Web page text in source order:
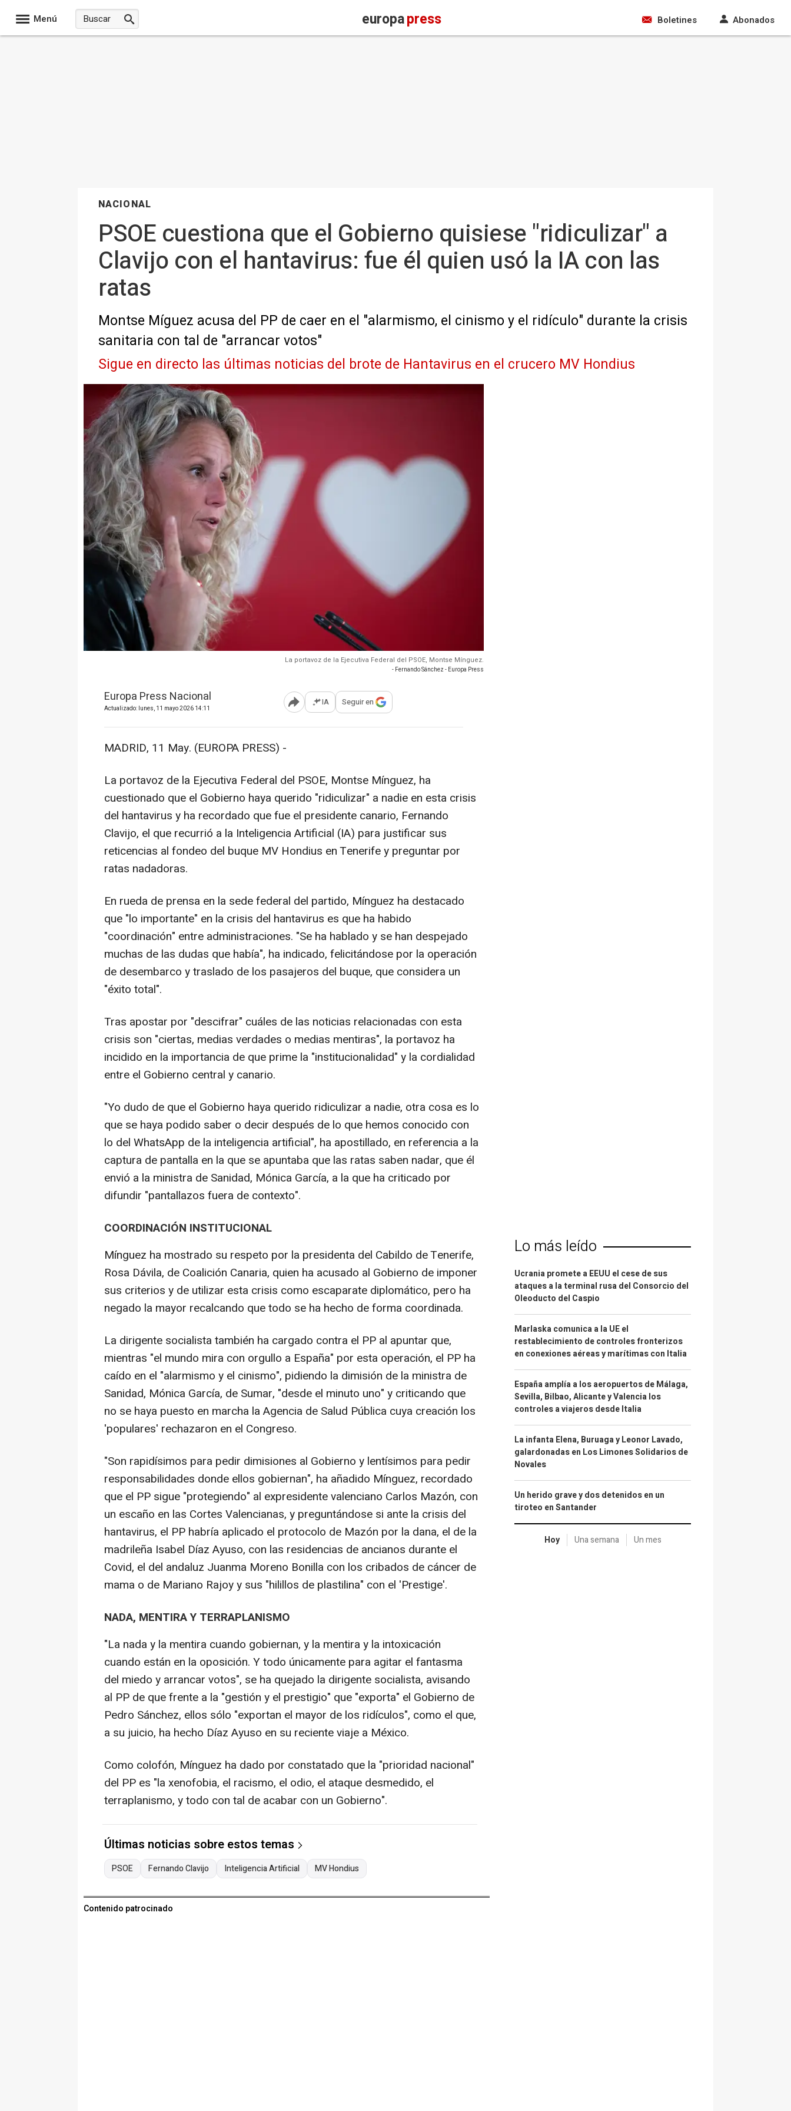
Menú europapress Boletines Abonados
NACIONAL
PSOE cuestiona que el Gobierno quisiese "ridiculizar" a
Clavijo con el hantavirus: fue él quien usó la IA con las
ratas
Montse Míguez acusa del PP de caer en el "alarmismo, el cinismo y el ridículo" durante la crisis
sanitaria con tal de "arrancar votos"
Sigue en directo las últimas noticias del brote de Hantavirus en el crucero MV Hondius
La portavoz de la Ejecutiva Federal del PSOE, Montse Mínguez.
- Fernando Sánchez - Europa Press
Europa Press Nacional
Actualizado: lunes, 11 mayo 2026 14:11 Abrir opciones para compartir
IA Seguir en
MADRID, 11 May. (EUROPA PRESS) -
La portavoz de la Ejecutiva Federal del PSOE, Montse Mínguez, ha
cuestionado que el Gobierno haya querido "ridiculizar" a nadie en esta crisis
del hantavirus y ha recordado que fue el presidente canario, Fernando
Clavijo, el que recurrió a la Inteligencia Artificial (IA) para justificar sus
reticencias al fondeo del buque MV Hondius en Tenerife y preguntar por
ratas nadadoras.
En rueda de prensa en la sede federal del partido, Mínguez ha destacado
que "lo importante" en la crisis del hantavirus es que ha habido
"coordinación" entre administraciones. "Se ha hablado y se han despejado
muchas de las dudas que había", ha indicado, felicitándose por la operación
de desembarco y traslado de los pasajeros del buque, que considera un
"éxito total".
Tras apostar por "descifrar" cuáles de las noticias relacionadas con esta
crisis son "ciertas, medias verdades o medias mentiras", la portavoz ha
incidido en la importancia de que prime la "institucionalidad" y la cordialidad
entre el Gobierno central y canario.
"Yo dudo de que el Gobierno haya querido ridiculizar a nadie, otra cosa es lo
que se haya podido saber o decir después de lo que hemos conocido con
lo del WhatsApp de la inteligencia artificial", ha apostillado, en referencia a la
captura de pantalla en la que se apuntaba que las ratas saben nadar, que él
envió a la ministra de Sanidad, Mónica García, a la que ha criticado por
difundir "pantallazos fuera de contexto".
COORDINACIÓN INSTITUCIONAL
Mínguez ha mostrado su respeto por la presidenta del Cabildo de Tenerife,
Rosa Dávila, de Coalición Canaria, quien ha acusado al Gobierno de imponer
sus criterios y de utilizar esta crisis como escaparate diplomático, pero ha
negado la mayor recalcando que todo se ha hecho de forma coordinada.
La dirigente socialista también ha cargado contra el PP al apuntar que,
mientras "el mundo mira con orgullo a España" por esta operación, el PP ha
caído en el "alarmismo y el cinismo", pidiendo la dimisión de la ministra de
Sanidad, Mónica García, de Sumar, "desde el minuto uno" y criticando que
no se haya puesto en marcha la Agencia de Salud Pública cuya creación los
'populares' rechazaron en el Congreso.
"Son rapidísimos para pedir dimisiones al Gobierno y lentísimos para pedir
responsabilidades donde ellos gobiernan", ha añadido Mínguez, recordado
que el PP sigue "protegiendo" al expresidente valenciano Carlos Mazón, con
un escaño en las Cortes Valencianas, y preguntándose si ante la crisis del
hantavirus, el PP habría aplicado el protocolo de Mazón por la dana, el de la
madrileña Isabel Díaz Ayuso, con las residencias de ancianos durante el
Covid, el del andaluz Juanma Moreno Bonilla con los cribados de cáncer de
mama o de Mariano Rajoy y sus "hilillos de plastilina" con el 'Prestige'.
NADA, MENTIRA Y TERRAPLANISMO
"La nada y la mentira cuando gobiernan, y la mentira y la intoxicación
cuando están en la oposición. Y todo únicamente para agitar el fantasma
del miedo y arrancar votos", se ha quejado la dirigente socialista, avisando
al PP de que frente a la "gestión y el prestigio" que "exporta" el Gobierno de
Pedro Sánchez, ellos sólo "exportan el mayor de los ridículos", como el que,
a su juicio, ha hecho Díaz Ayuso en su reciente viaje a México.
Como colofón, Mínguez ha dado por constatado que la "prioridad nacional"
del PP es "la xenofobia, el racismo, el odio, el ataque desmedido, el
terraplanismo, y todo con tal de acabar con un Gobierno".
Últimas noticias sobre estos temas
PSOE Fernando Clavijo Inteligencia Artificial MV Hondius
Contenido patrocinado
Lo más leído
Ucrania promete a EEUU el cese de sus
ataques a la terminal rusa del Consorcio del
Oleoducto del Caspio
Marlaska comunica a la UE el
restablecimiento de controles fronterizos
en conexiones aéreas y marítimas con Italia
España amplía a los aeropuertos de Málaga,
Sevilla, Bilbao, Alicante y Valencia los
controles a viajeros desde Italia
La infanta Elena, Buruaga y Leonor Lavado,
galardonadas en Los Limones Solidarios de
Novales
Un herido grave y dos detenidos en un
tiroteo en Santander
Hoy Una semana Un mes